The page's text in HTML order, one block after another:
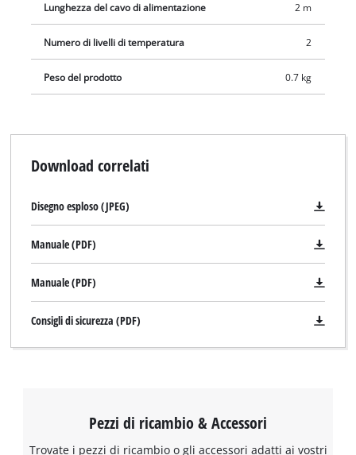
Lunghezza del cavo di alimentazione 2 m
Numero di livelli di temperatura 2
Peso del prodotto 0.7 kg
Download correlati
Disegno esploso (JPEG)
Manuale (PDF)
Manuale (PDF)
Consigli di sicurezza (PDF)
Pezzi di ricambio & Accessori
Trovate i pezzi di ricambio o gli accessori adatti ai vostri